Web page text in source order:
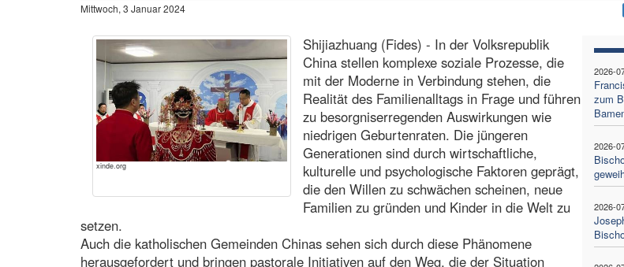
Mittwoch, 3 Januar 2024
xinde.org
2026-
zum
2026-
2026-
Shijiazhuang (Fides) - In der Volksrepublik
China stellen komplexe soziale Prozesse, die
mit der Moderne in Verbindung stehen, die
Realität des Familienalltags in Frage und führen
zu besorgniserregenden Auswirkungen wie
niedrigen Geburtenraten. Die jüngeren
Generationen sind durch wirtschaftliche,
kulturelle und psychologische Faktoren geprägt,
die den Willen zu schwächen scheinen, neue
Familien zu gründen und Kinder in die Welt zu
setzen.
Auch die katholischen Gemeinden Chinas sehen sich durch diese Phänomene
herausgefordert und bringen pastorale Initiativen auf den Weg, die der Situation